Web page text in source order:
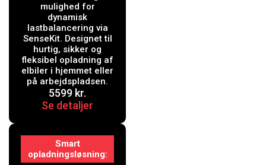
mulighed for
dynamisk
lastbalancering via
SenseKit. Designet til
hurtig, sikker og
fleksibel opladning af
elbiler i hjemmet eller
på arbejdspladsen.
5599 kr.
Se detaljer
Smart
opladningsløsning